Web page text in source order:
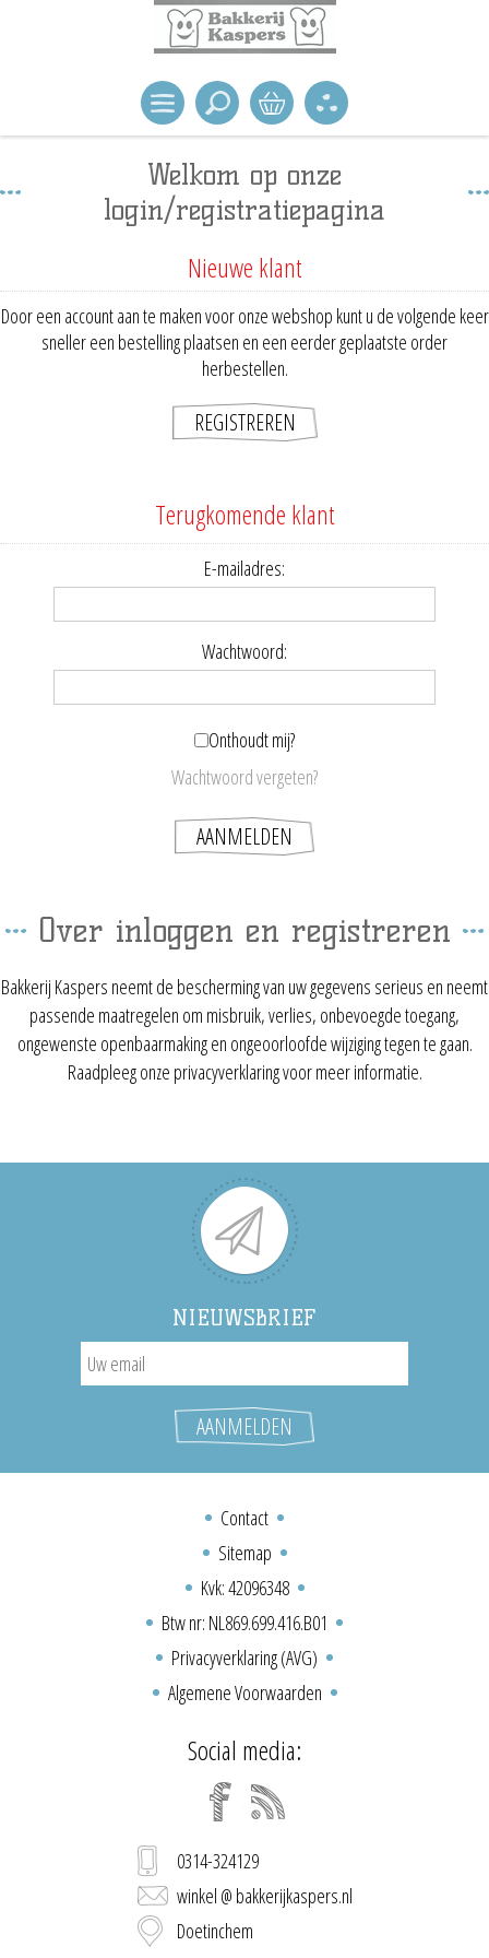
Welkom op onze
login/registratiepagina
Nieuwe klant
Door een account aan te maken voor onze webshop kunt u de volgende keer
sneller een bestelling plaatsen en een eerder geplaatste order
herbestellen.
Terugkomende klant
E-mailadres:
Wachtwoord:
Onthoudt mij?
Wachtwoord vergeten?
Over inloggen en registreren
Bakkerij Kaspers neemt de bescherming van uw gegevens serieus en neemt
passende maatregelen om misbruik, verlies, onbevoegde toegang,
ongewenste openbaarmaking en ongeoorloofde wijziging tegen te gaan.
Raadpleeg onze privacyverklaring voor meer informatie.
NIEUWSBRIEF
Contact
Sitemap
Kvk: 42096348
Btw nr: NL869.699.416.B01
Privacyverklaring (AVG)
Algemene Voorwaarden
Social media:
0314-324129
winkel @ bakkerijkaspers.nl
Doetinchem